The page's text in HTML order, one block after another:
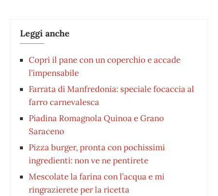
Leggi anche
Copri il pane con un coperchio e accade
l’impensabile
Farrata di Manfredonia: speciale focaccia al
farro carnevalesca
Piadina Romagnola Quinoa e Grano
Saraceno
Pizza burger, pronta con pochissimi
ingredienti: non ve ne pentirete
Mescolate la farina con l’acqua e mi
ringrazierete per la ricetta